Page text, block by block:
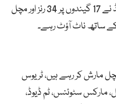
ہی ہدف پورا کر لیا۔ ٹریوس ہیڈ نے 17 گیندوں پر 34 رنز اور مچل
مارش کر رہے ہیں، ٹریوس
مارکس سٹوئنس، ٹم ڈیوڈ،